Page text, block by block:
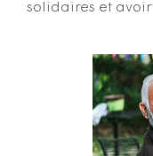
solidaires et